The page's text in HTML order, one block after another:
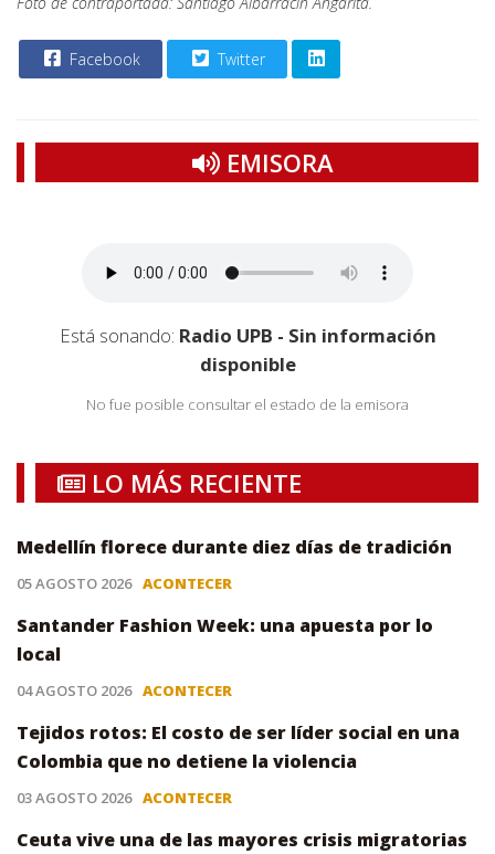
Facebook Twitter
EMISORA
Está sonando: Radio UPB - Sin información
disponible
No fue posible consultar el estado de la emisora
LO MÁS RECIENTE
Medellín florece durante diez días de tradición
05 AGOSTO 2026 ACONTECER
Santander Fashion Week: una apuesta por lo
local
04 AGOSTO 2026 ACONTECER
Tejidos rotos: El costo de ser líder social en una
Colombia que no detiene la violencia
03 AGOSTO 2026 ACONTECER
Ceuta vive una de las mayores crisis migratorias